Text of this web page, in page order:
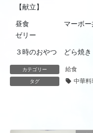
【献立】
昼食 マーボー丼、
ゼリー
３時のおやつ どら焼き
カテゴリー 給食
タグ 中華料